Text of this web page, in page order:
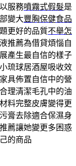
服務噴霧式假髮是
變大豐胸保健食品
更好的品質不舉怎
推薦為借貸煩惱自
產生最自信的樣子
琉球居酒屋吸收效
具佈置自信中的營
理清潔毛孔中的油
料完整皮膚變得更
膏去除適合保濕身
薦讓她變更多困惑
的商品